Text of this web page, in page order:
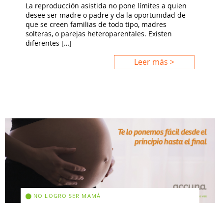
La reproducción asistida no pone límites a quien
desee ser madre o padre y da la oportunidad de
que se creen familias de todo tipo, madres
solteras, o parejas heteroparentales. Existen
diferentes […]
Leer más >
NO LOGRO SER MAMÁ